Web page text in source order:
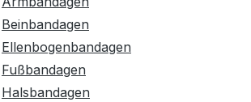
Beinbandagen
Ellenbogenbandagen
Fußbandagen
Halsbandagen